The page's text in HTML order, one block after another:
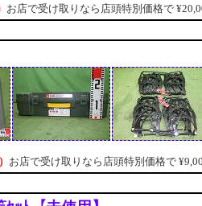
お店で受け取りなら店頭特別価格で
お店で受け取りなら店頭特別価格で